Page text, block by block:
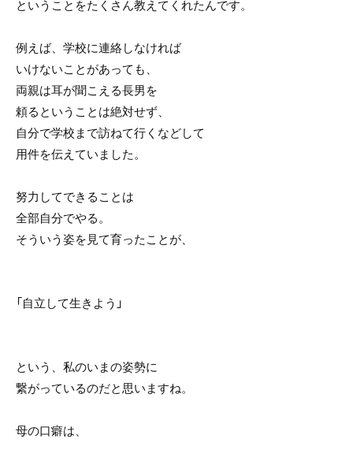
ということをたくさん教えてくれたんです。
例えば、学校に連絡しなければ
いけないことがあっても、
両親は耳が聞こえる長男を
頼るということは絶対せず、
自分で学校まで訪ねて行くなどして
用件を伝えていました。
努力してできることは
全部自分でやる。
そういう姿を見て育ったことが、
「自立して生きよう」
という、私のいまの姿勢に
繋がっているのだと思いますね。
母の口癖は、